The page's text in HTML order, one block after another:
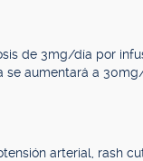
de 3mg/día por
se aumentará a
arterial, rash